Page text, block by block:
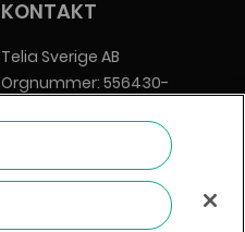
KONTAKT
Telia Sverige AB
Orgnummer: 556430-